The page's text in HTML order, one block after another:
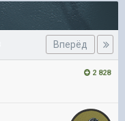
Вперёд
2 828